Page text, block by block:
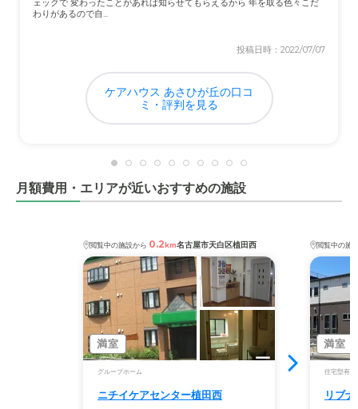
料金費用について
ることが多いのに、ふざけた価格設定と言わざるを得ない
ェックで 変わったことがあれば知らせてもらえるから 年を取る色々こだ
わりがあるので自...
投稿日時：2022/07/07
ケアハウス あさひが丘の口コ
ミ・評判を見る
月額費用・エリアが近いおすすめの施設
閲覧中の施設から 0.2km名古屋市天白区植田西
満室
グループホーム
ニチイケアセンター植田西
閲覧中の施
満室
住宅型有料
リブ